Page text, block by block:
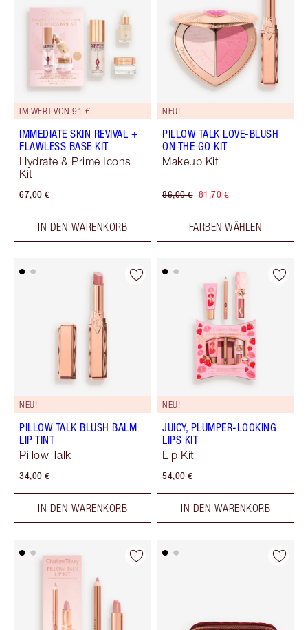
IM WERT VON 91 €
IMMEDIATE SKIN REVIVAL +
FLAWLESS BASE KIT
Hydrate & Prime Icons
Kit
67,00 €
IN DEN WARENKORB
NEU!
PILLOW TALK LOVE-BLUSH
ON THE GO KIT
Makeup Kit
86,00 € 81,70 €
FARBEN WÄHLEN
NEU!
PILLOW TALK BLUSH BALM
LIP TINT
Pillow Talk
34,00 €
IN DEN WARENKORB
NEU!
JUICY, PLUMPER-LOOKING
LIPS KIT
Lip Kit
54,00 €
IN DEN WARENKORB